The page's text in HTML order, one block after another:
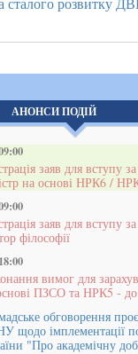
сталого розвитку
АНОНСИ ПОДІЙ
заяв для вступу
на основі НРК6 /
заяв для вступу
філософії
18:00
вимог для
ПЗСО та НРК5 -
обговорення
щодо імплементації
"Про академічну